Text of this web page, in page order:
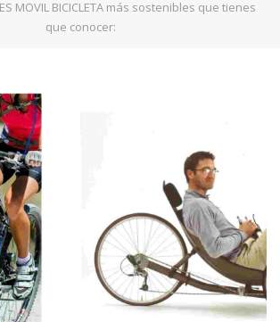
MOVIL BICICLETA más sostenibles que tienes
que conocer: